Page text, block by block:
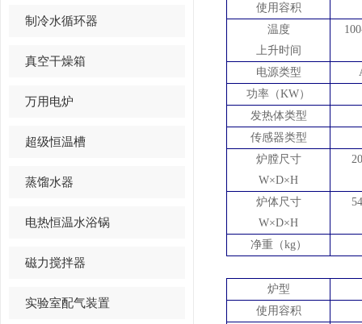
制冷水循环器
真空干燥箱
万用电炉
超级恒温槽
蒸馏水器
电热恒温水浴锅
磁力搅拌器
实验室配气装置
使用容积
温度
上升时间
电源类型
功率（KW）
发热体类型
传感器类型
炉膛尺寸
W×D×H
炉体尺寸
W×D×H
净重（kg）
炉型
使用容积